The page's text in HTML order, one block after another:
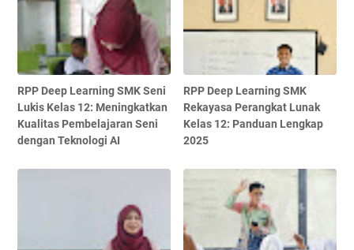
RPP Deep Learning SMK Seni
Lukis Kelas 12: Meningkatkan
Kualitas Pembelajaran Seni
dengan Teknologi AI
RPP Deep Learning SMK
Rekayasa Perangkat Lunak
Kelas 12: Panduan Lengkap
2025